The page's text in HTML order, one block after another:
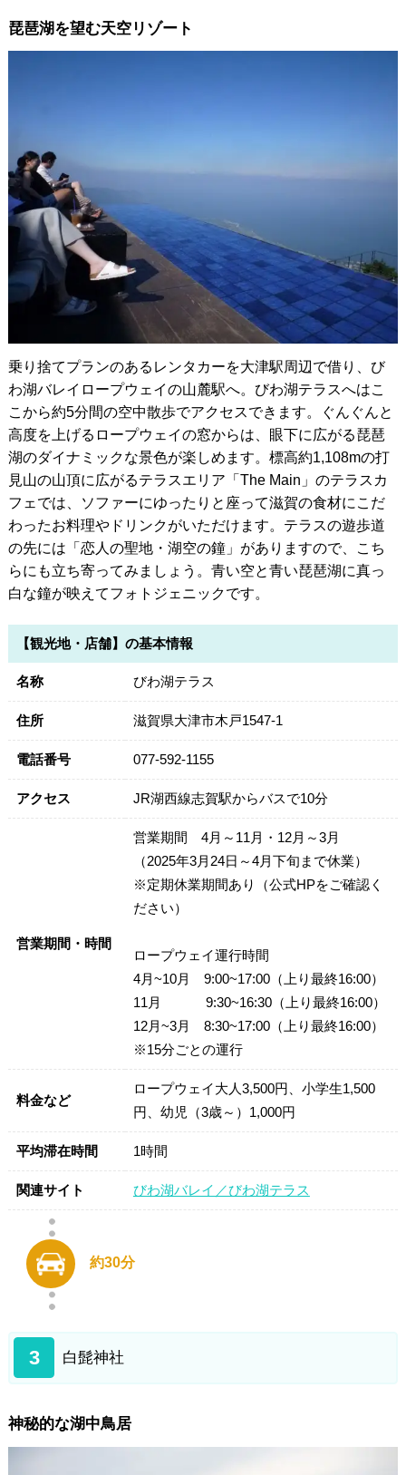
琵琶湖を望む天空リゾート
乗り捨てプランのあるレンタカーを大津駅周辺で借り、び
わ湖バレイロープウェイの山麓駅へ。びわ湖テラスへはこ
こから約5分間の空中散歩でアクセスできます。ぐんぐんと
高度を上げるロープウェイの窓からは、眼下に広がる琵琶
湖のダイナミックな景色が楽しめます。標高約1,108mの打
見山の山頂に広がるテラスエリア「The Main」のテラスカ
フェでは、ソファーにゆったりと座って滋賀の食材にこだ
わったお料理やドリンクがいただけます。テラスの遊歩道
の先には「恋人の聖地・湖空の鐘」がありますので、こち
らにも立ち寄ってみましょう。青い空と青い琵琶湖に真っ
白な鐘が映えてフォトジェニックです。
【観光地・店舗】の基本情報
名称 びわ湖テラス
住所 滋賀県大津市木戸1547-1
電話番号 077-592-1155
アクセス JR湖西線志賀駅からバスで10分
営業期間・時間
営業期間 4月～11月・12月～3月
（2025年3月24日～4月下旬まで休業）
※定期休業期間あり（公式HPをご確認く
ださい）
ロープウェイ運行時間
4月~10月 9:00~17:00（上り最終16:00）
11月 9:30~16:30（上り最終16:00）
12月~3月 8:30~17:00（上り最終16:00）
※15分ごとの運行
料金など
ロープウェイ大人3,500円、小学生1,500
円、幼児（3歳～）1,000円
平均滞在時間 1時間
関連サイト びわ湖バレイ／びわ湖テラス
約30分
3 白髭神社
神秘的な湖中鳥居